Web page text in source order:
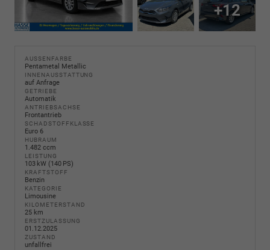
+12
AUSSENFARBE
Pentametal Metallic
INNENAUSSTATTUNG
auf Anfrage
GETRIEBE
Automatik
ANTRIEBSACHSE
Frontantrieb
SCHADSTOFFKLASSE
Euro 6
HUBRAUM
1.482 ccm
LEISTUNG
103 kW (140 PS)
KRAFTSTOFF
Benzin
KATEGORIE
Limousine
KILOMETERSTAND
25 km
ERSTZULASSUNG
01.12.2025
ZUSTAND
unfallfrei